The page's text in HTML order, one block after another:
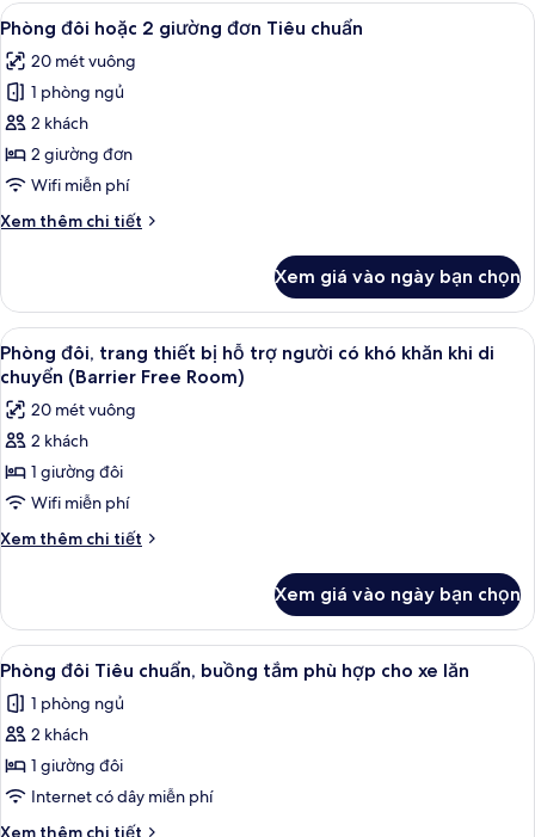
Tiêu
chuẩn
Xem
tất
cả
ảnh
Phòng
đôi
hoặc
giường
chuẩn
Phòng đôi hoặc 2 giường đơn Tiêu
6
Phòng đôi hoặc 2 giường đơn Tiêu chuẩn
20 mét vuông
1 phòng ngủ
2 khách
2 giường đơn
Wifi miễn phí
Xem thêm chi tiết
Chi
Phòng
đôi
hoặc
2
giường
đơn
Tiêu
Xem giá vào ngày bạn chọn
Xem
tất
cả
ảnh
Phòng
đôi,
trang
thiết
trợ
người
có
khó
khăn
khi
di
chuyển
Phòng đôi, trang thiết bị hỗ trợ
4
Phòng đôi, trang thiết bị hỗ trợ người có khó khăn khi di
chuyển (Barrier Free Room)
20 mét vuông
2 khách
1 giường đôi
Wifi miễn phí
Xem thêm chi tiết
Chi
Phòng
đôi,
trang
bị
hỗ
người
có
Xem giá vào ngày bạn chọn
Xem
tất
cả
ảnh
Phòng
đôi
Tiêu
Phòng đôi Tiêu chuẩn, buồng tắm
6
Phòng đôi Tiêu chuẩn, buồng tắm phù hợp cho xe lăn
1 phòng ngủ
2 khách
1 giường đôi
Internet có dây miễn phí
Xem thêm chi tiết
Chi